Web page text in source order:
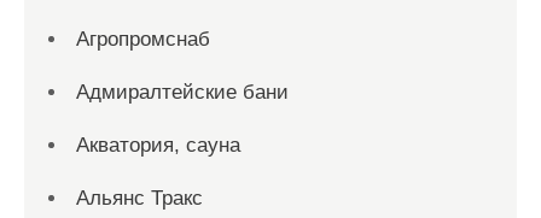
Агропромснаб
Адмиралтейские бани
Акватория, сауна
Альянс Тракс